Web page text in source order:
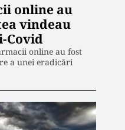
online au
vindeau
Covid
online au fost
a unei eradicări